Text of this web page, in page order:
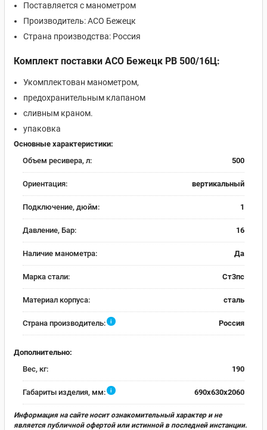
Поставляется с манометром
Производитель: АСО Бежецк
Страна производства: Россия
Комплект поставки АСО Бежецк РВ 500/16Ц:
Укомплектован манометром,
предохранительным клапаном
сливным краном.
упаковка
Основные характеристики:
Объем ресивера, л:
500
Ориентация: вертикальный
Подключение, дюйм: 1
Давление, Бар: 16
Наличие манометра: Да
Марка стали: Ст3пс
Материал корпуса: сталь
Страна производитель: i Россия
Дополнительно:
Вес, кг:
190
Габариты изделия, мм: i 690x630x2060
Информация на сайте носит ознакомительный характер и не
является публичной офертой или истинной в последней инстанции.